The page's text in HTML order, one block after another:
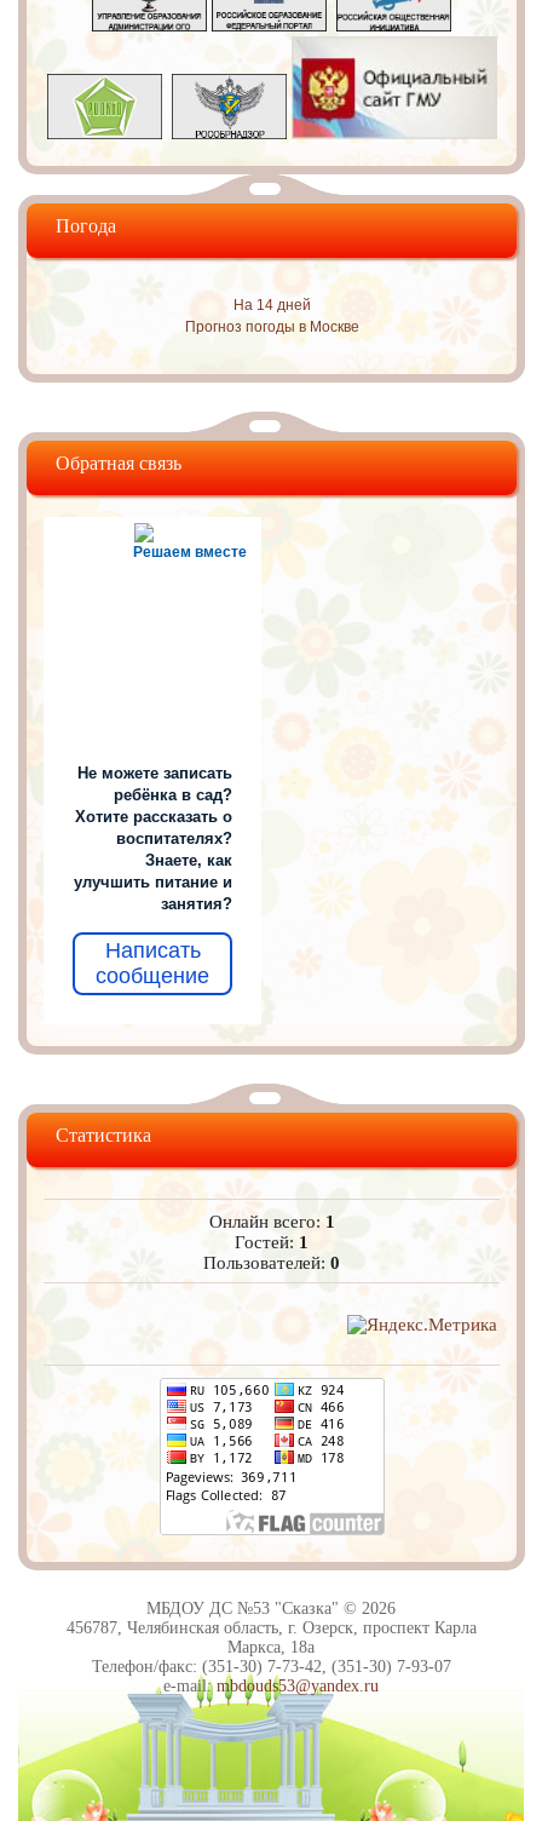
Погода
На 14 дней
Прогноз погоды в Москве
Обратная связь
Решаем вместе
Не можете записать
ребёнка в сад?
Хотите рассказать о
воспитателях?
Знаете, как
улучшить питание и
занятия?
Написать
сообщение
Статистика
Онлайн всего: 1
Гостей: 1
Пользователей:0
МБДОУ ДС №53 "Сказка" © 2026
456787, Челябинская область, г. Озерск, проспект Карла
Маркса, 18а
Телефон/факс: (351-30) 7-73-42, (351-30) 7-93-07
e-mail: mbdouds53@yandex.ru